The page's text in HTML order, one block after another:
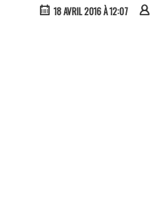
18 AVRIL 2016 À 12:07